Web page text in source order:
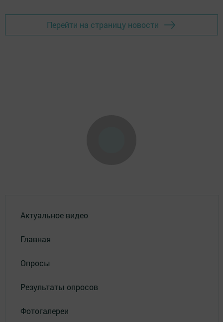
Перейти на страницу новости
Актуальное видео
Главная
Опросы
Результаты опросов
Фотогалереи